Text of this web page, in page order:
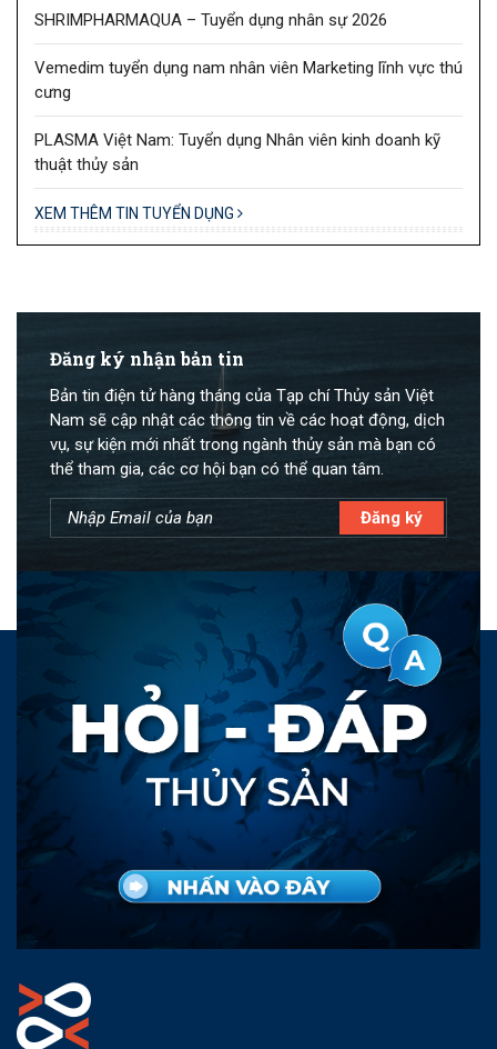
SHRIMPHARMAQUA – Tuyển dụng nhân sự 2026
Vemedim tuyển dụng nam nhân viên Marketing lĩnh vực thú
cưng
PLASMA Việt Nam: Tuyển dụng Nhân viên kinh doanh kỹ
thuật thủy sản
XEM THÊM TIN TUYỂN DỤNG
Đăng ký nhận bản tin
Bản tin điện tử hàng tháng của Tạp chí Thủy sản Việt
Nam sẽ cập nhật các thông tin về các hoạt động, dịch
vụ, sự kiện mới nhất trong ngành thủy sản mà bạn có
thể tham gia, các cơ hội bạn có thể quan tâm.